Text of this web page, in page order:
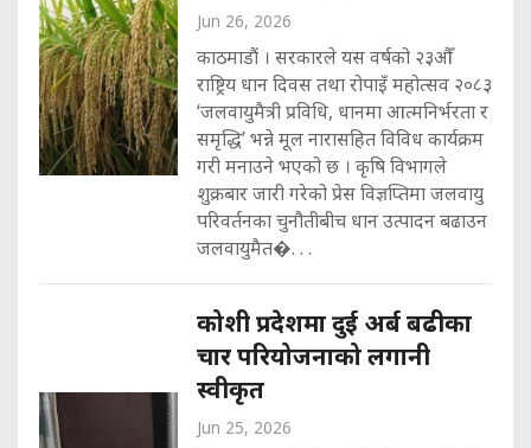
Jun 26, 2026
काठमाडौं । सरकारले यस वर्षको २३औँ
राष्ट्रिय धान दिवस तथा रोपाइँ महोत्सव २०८३
‘जलवायुमैत्री प्रविधि, धानमा आत्मनिर्भरता र
समृद्धि’ भन्ने मूल नारासहित विविध कार्यक्रम
गरी मनाउने भएको छ । कृषि विभागले
शुक्रबार जारी गरेको प्रेस विज्ञप्तिमा जलवायु
परिवर्तनका चुनौतीबीच धान उत्पादन बढाउन
जलवायुमैत�. . .
कोशी प्रदेशमा दुई अर्ब बढीका
चार परियोजनाको लगानी
स्वीकृत
Jun 25, 2026